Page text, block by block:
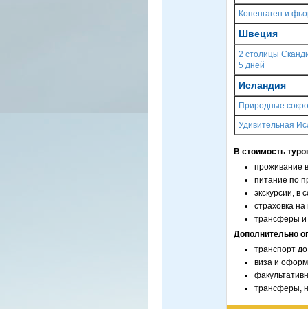
Копенгаген и
Швеция
2 столицы
5 дней
Исландия
Природные
Удивительная
В стоимость
проживание
питание по
экскурсии, в
страховка
трансферы
Дополнительно
транспорт
виза и
трансферы,